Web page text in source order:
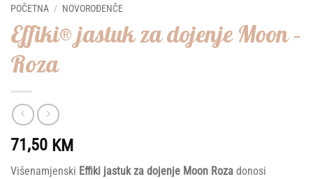
POČETNA / NOVOROĐENČE
Effiki® jastuk za dojenje Moon –
Roza
71,50 KM
Višenamjenski Effiki jastuk za dojenje Moon Roza donosi